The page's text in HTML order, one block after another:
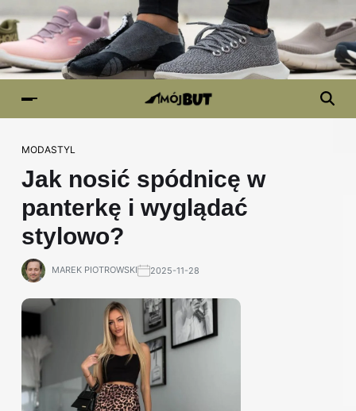
MODASTYL
Jak nosić spódnicę w
panterkę i wyglądać
stylowo?
MAREK PIOTROWSKI 2025-11-28